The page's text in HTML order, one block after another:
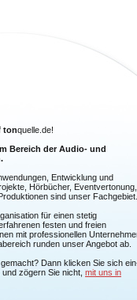
tonquelle.de!
Bereich der Audio- und
Entwicklung und
Hörbücher, Eventvertonung,
sind unser Fachgebiet.
für einen stetig
festen und freien
mit professionellen
runden unser Angebot ab.
Dann klicken Sie sich
zögern Sie nicht, mit uns in